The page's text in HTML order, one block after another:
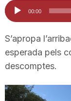
i
u
t
Reproductor
d'àudio
00:00
S’apropa
esperada pels
descomptes.